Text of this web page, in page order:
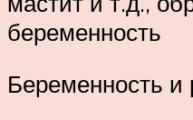
беременность
Беременность и